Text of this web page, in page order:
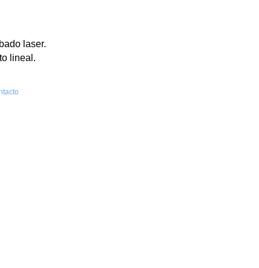
laser.
lineal.